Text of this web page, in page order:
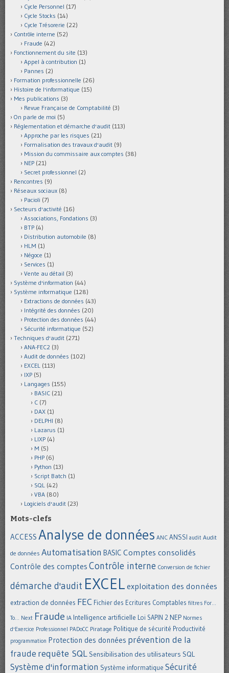
Cycle Personnel (17)
Cycle Stocks (14)
Cycle Trésorerie (22)
Contrôle interne (52)
Fraude (42)
Fonctionnement du site (13)
Appel à contribution (1)
Pannes (2)
Formation professionnelle (26)
Histoire de l'informatique (15)
Mes publications (3)
Revue Française de Comptabilité (3)
On parle de moi (5)
Réglementation et démarche d'audit (113)
Approche par les risques (21)
Formalisation des travaux d'audit (9)
Mission du commissaire aux comptes (38)
NEP (21)
Secret professionnel (2)
Rencontres (9)
Réseaux sociaux (8)
Pacioli (7)
Secteurs d'activité (16)
Associations, Fondations (3)
BTP (4)
Distribution automobile (8)
HLM (1)
Négoce (1)
Services (1)
Vente au détail (3)
Système d'information (44)
Système informatique (128)
Extractions de données (43)
Intégrité des données (20)
Protection des données (44)
Sécurité informatique (52)
Techniques d'audit (271)
ANA-FEC2 (3)
Audit de données (102)
EXCEL (113)
IXP (5)
Langages (155)
BASIC (21)
C (7)
DAX (1)
DELPHI (8)
Lazarus (1)
LIXP (4)
M (5)
PHP (6)
Python (13)
Script Batch (1)
SQL (42)
VBA (80)
Logiciels d'audit (23)
Mots-clefs
ACCESS Analyse de données ANC ANSSI audit Audit
de données Automatisation BASIC Comptes consolidés
Contrôle des comptes Contrôle interne Conversion de fichier
démarche d'audit EXCEL exploitation des données
extraction de données FEC Fichier des Ecritures Comptables filtres For...
To... Next Fraude IA Intelligence artificielle Loi SAPIN 2 NEP Normes
d'Exercice Professionnel PADoCC Piratage Politique de sécurité Productivité
programmation Protection des données prévention de la
fraude requête SQL Sensibilisation des utilisateurs SQL
Système d'information Système informatique Sécurité